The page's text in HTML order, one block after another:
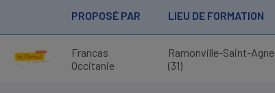
PROPOSÉ PAR LIEU DE FORMATION
Francas
Occitanie
Ramonville-Saint-Agne
(31)